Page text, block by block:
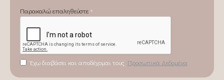
Παρακαλώ επαληθεύστε
Έχω διαβάσει και αποδέχομαι τους Προσωπικά Δεδομένα